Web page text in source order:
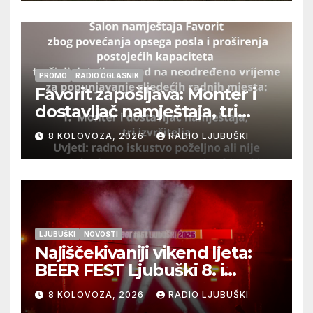
PROMO RADIO OGLASNIK
Favorit zapošljava: Monter i
dostavljač namještaja, tri
izvršitelja
8 KOLOVOZA, 2026 RADIO LJUBUŠKI
LJUBUŠKI NOVOSTI
Najiščekivaniji vikend ljeta:
BEER FEST Ljubuški 8. i
9.kolovoza
8 KOLOVOZA, 2026 RADIO LJUBUŠKI